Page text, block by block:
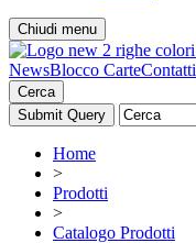
Chiudi menu
NewsBlocco CarteContatti
Cerca
Home
>
Prodotti
>
Catalogo Prodotti